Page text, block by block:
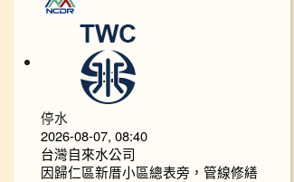
停水
2026-08-07, 08:40
台灣自來水公司
因歸仁區新厝小區總表旁，管線修繕